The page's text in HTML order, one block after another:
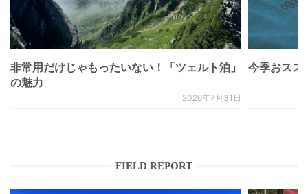
非常用だけじゃもったいない！「ツェルト泊」
の魅力
2026年7月31日
今季おスス
FIELD REPORT